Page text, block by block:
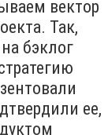
вектор
Так,
бэклог
ее,